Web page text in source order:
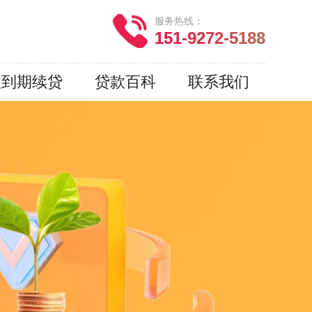
服务热线：
151-9272-5188
期续贷 贷款百科 联系我们